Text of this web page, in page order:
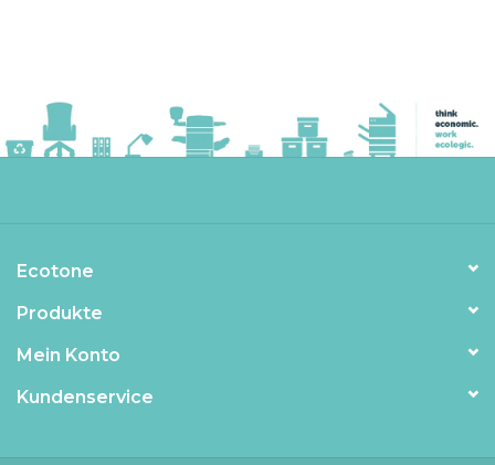
Ecotone
Produkte
Mein Konto
Kundenservice